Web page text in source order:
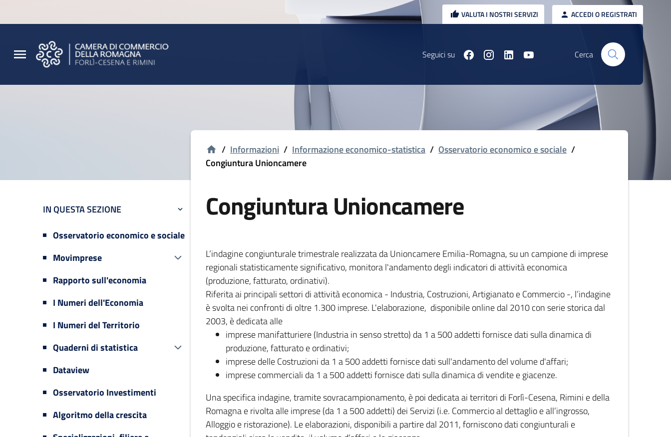
VALUTA I NOSTRI SERVIZI ACCEDI O REGISTRATI
Seguici su Cerca
IN QUESTA SEZIONE
Osservatorio economico e sociale
Movimprese
Rapporto sull'economia
I Numeri dell'Economia
I Numeri del Territorio
Quaderni di statistica
Dataview
Osservatorio Investimenti
Algoritmo della crescita
/ Informazioni / Informazione economico-statistica / Osservatorio economico e sociale /
Congiuntura Unioncamere
Congiuntura Unioncamere
L’indagine congiunturale trimestrale realizzata da Unioncamere Emilia-Romagna, su un campione di imprese
regionali statisticamente significativo, monitora l'andamento degli indicatori di attività economica
(produzione, fatturato, ordinativi).
Riferita ai principali settori di attività economica - Industria, Costruzioni, Artigianato e Commercio -, l’indagine
è svolta nei confronti di oltre 1.300 imprese. L'elaborazione, disponibile online dal 2010 con serie storica dal
2003, è dedicata alle
imprese manifatturiere (Industria in senso stretto) da 1 a 500 addetti fornisce dati sulla dinamica di
produzione, fatturato e ordinativi;
imprese delle Costruzioni da 1 a 500 addetti fornisce dati sull'andamento del volume d'affari;
imprese commerciali da 1 a 500 addetti fornisce dati sulla dinamica di vendite e giacenze.
Una specifica indagine, tramite sovracampionamento, è poi dedicata ai territori di Forlì-Cesena, Rimini e della
Romagna e rivolta alle imprese (da 1 a 500 addetti) dei Servizi (i.e. Commercio al dettaglio e all’ingrosso,
Alloggio e ristorazione). Le elaborazioni, disponibili a partire dal 2011, forniscono dati congiunturali e